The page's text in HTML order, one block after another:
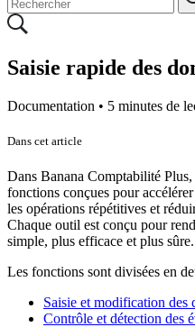
Saisie rapide des
Documentation • 5 minutes de
Dans cet article
Dans Banana Comptabilité
fonctions conçues pour
les opérations répétitives et
Chaque outil est conçu pour
simple, plus efficace et plus sûre.
Les fonctions sont divisées en
Saisie et modification des
Contrôle et détection des